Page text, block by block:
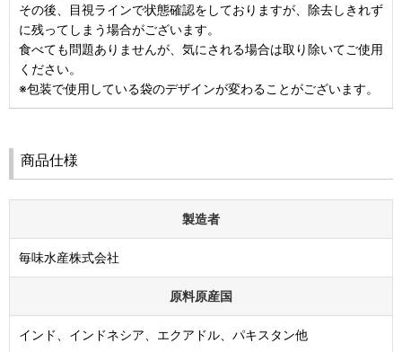
その後、目視ラインで状態確認をしておりますが、除去しきれず
に残ってしまう場合がございます。
食べても問題ありませんが、気にされる場合は取り除いてご使用
ください。
※包装で使用している袋のデザインが変わることがございます。
商品仕様
製造者
毎味水産株式会社
原料原産国
インド、インドネシア、エクアドル、パキスタン他